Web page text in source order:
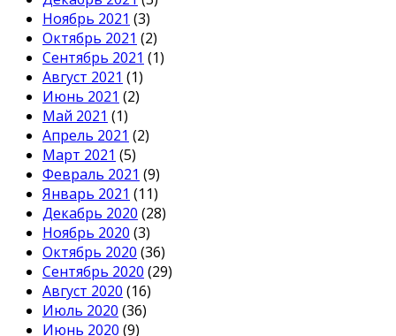
Ноябрь 2021 (3)
Октябрь 2021 (2)
Сентябрь 2021 (1)
Август 2021 (1)
Июнь 2021 (2)
Май 2021 (1)
Апрель 2021 (2)
Март 2021 (5)
Февраль 2021 (9)
Январь 2021 (11)
Декабрь 2020 (28)
Ноябрь 2020 (3)
Октябрь 2020 (36)
Сентябрь 2020 (29)
Август 2020 (16)
Июль 2020 (36)
Июнь 2020 (9)